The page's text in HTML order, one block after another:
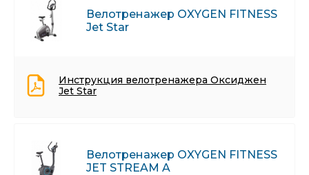
Велотренажер OXYGEN FITNESS
Jet Star
Инструкция велотренажера Оксиджен
Jet Star
Велотренажер OXYGEN FITNESS
JET STREAM A